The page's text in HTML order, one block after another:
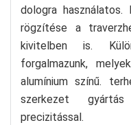
dologra
rögzítése a
kivitelben is.
forgalmazunk,
alumínium színű.
szerkezet
precizitással.